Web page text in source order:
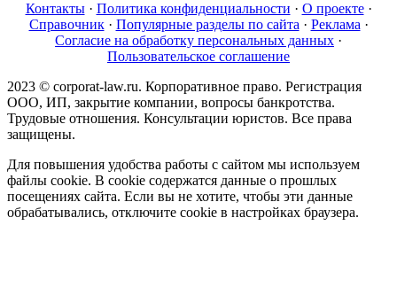
Контакты· Политика конфиденциальности · О проекте·
Справочник· Популярные разделы по сайта · Реклама ·
Согласие на обработку персональных данных ·
Пользовательское соглашение
2023 © corporat-law.ru. Корпоративное право. Регистрация
ООО, ИП, закрытие компании, вопросы банкротства.
Трудовые отношения. Консультации юристов. Все права
защищены.
Для повышения удобства работы с сайтом мы используем
файлы cookie. В cookie содержатся данные о прошлых
посещениях сайта. Если вы не хотите, чтобы эти данные
обрабатывались, отключите cookie в настройках браузера.